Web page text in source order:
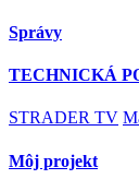
Správy
TECHNICKÁ
STRADER TV
Môj projekt